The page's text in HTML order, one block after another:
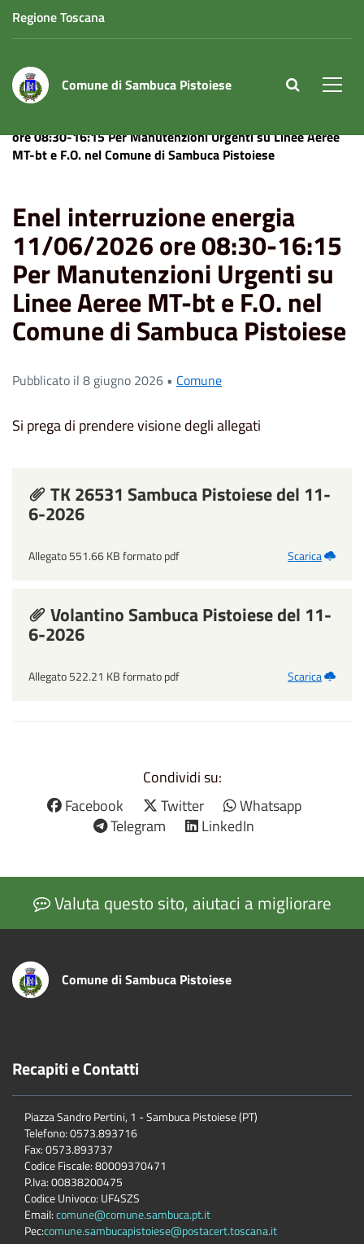
Regione Toscana
Comune di Sambuca Pistoiese site.searc
ore 08:30-16:15 Per Manutenzioni Urgenti su Linee Aeree
MT-bt e F.O. nel Comune di Sambuca Pistoiese
Enel interruzione energia
11/06/2026 ore 08:30-16:15
Per Manutenzioni Urgenti su
Linee Aeree MT-bt e F.O. nel
Comune di Sambuca Pistoiese
Pubblicato il 8 giugno 2026 • Comune
Si prega di prendere visione degli allegati
TK 26531 Sambuca Pistoiese del 11-
6-2026
Allegato 551.66 KB formato pdf Scarica
Volantino Sambuca Pistoiese del 11-
6-2026
Allegato 522.21 KB formato pdf Scarica
Condividi su:
Facebook
Twitter
Whatsapp
Telegram
LinkedIn
Valuta questo sito, aiutaci a migliorare
Comune di Sambuca Pistoiese
Recapiti e Contatti
Piazza Sandro Pertini, 1 - Sambuca Pistoiese (PT)
Telefono: 0573.893716
Fax: 0573.893737
Codice Fiscale: 80009370471
P.Iva: 00838200475
Codice Univoco: UF4SZS
Email:comune@comune.sambuca.pt.it
Pec:comune.sambucapistoiese@postacert.toscana.it